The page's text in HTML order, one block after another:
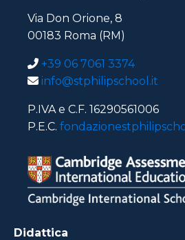
Via Don Orione, 8
00183 Roma (RM)
+39 06 7061 3374
info@stphilipschool.it
P.IVA e C.F. 16290561006
P.E.C.
Didattica